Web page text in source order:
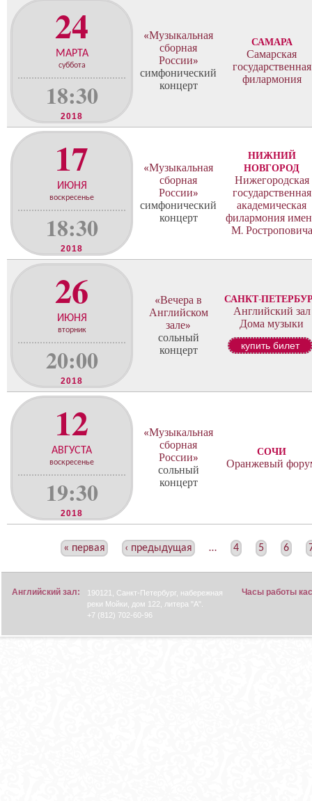
24
МАРТА
суббота
18:30
2018
«Музыкальная
сборная
России»
симфонический
концерт
САМАРА
Самарская
государственная
филармония
17
ИЮНЯ
воскресенье
18:30
2018
«Музыкальная
сборная
России»
симфонический
концерт
НИЖНИЙ
НОВГОРОД
Нижегородская
государственная
академическая
филармония
М. Ростроповича
26
ИЮНЯ
вторник
20:00
2018
«Вечера в
Английском
зале»
сольный
концерт
САНКТ-
Английский зал
Дома музыки
купить билет
12
АВГУСТА
воскресенье
19:30
2018
«Музыкальная
сборная
России»
сольный
концерт
СОЧИ
Оранжевый
А
« первая ‹ предыдущая … 4 5 6
Английский зал:
190121, Санкт-Петербург, набережная
реки Мойки, дом 122, литера "А".
+7 (812) 702-60-96
Часы работы